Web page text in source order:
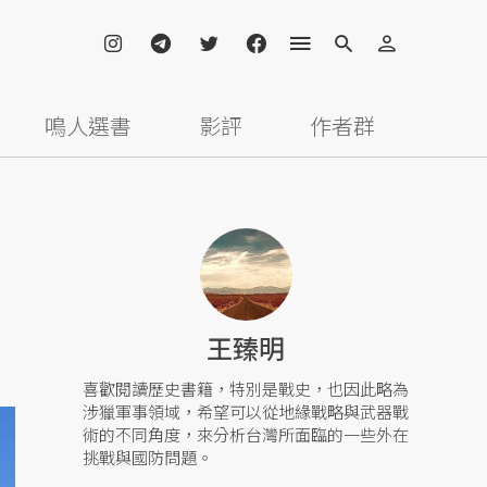
鳴人選書 影評 作者群
王臻明
喜歡閱讀歷史書籍，特別是戰史，也因此略為
涉獵軍事領域，希望可以從地緣戰略與武器戰
術的不同角度，來分析台灣所面臨的一些外在
挑戰與國防問題。